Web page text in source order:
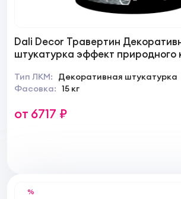
Dali Decor Травертин
штукатурка эффект природного
Тип ЛКМ:
Декоративная штукатурка
Фасовка: 15 кг
от 6717 ₽
%